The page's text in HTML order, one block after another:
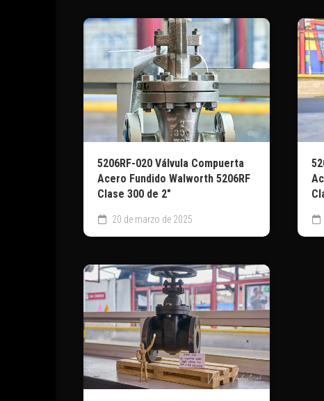
5206RF-020 Válvula Compuerta
Acero Fundido Walworth 5206RF
Clase 300 de 2″
20 de marzo de 2025